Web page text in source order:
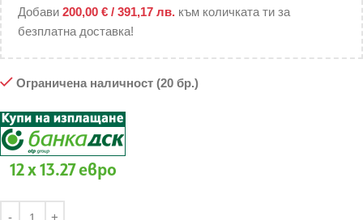
Добави 200,00 € / 391,17 лв. към количката ти за
безплатна доставка!
Ограничена наличност (20 бр.)
12 x 13.27 евро